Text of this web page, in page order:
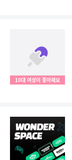
10대 여성이 좋아해요